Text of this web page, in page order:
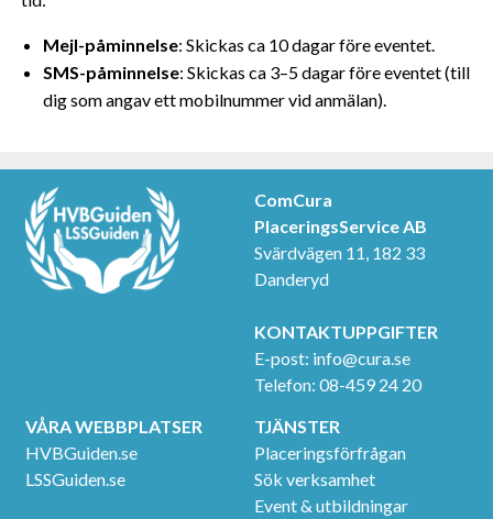
Mejl-påminnelse: Skickas ca 10 dagar före eventet.
SMS-påminnelse: Skickas ca 3–5 dagar före eventet (till
dig som angav ett mobilnummer vid anmälan).
ComCura
PlaceringsService AB
Svärdvägen 11, 182 33
Danderyd
KONTAKTUPPGIFTER
E-post: info@cura.se
Telefon: 08-459 24 20
VÅRA WEBBPLATSER
HVBGuiden.se
LSSGuiden.se
TJÄNSTER
Placeringsförfrågan
Sök verksamhet
Event & utbildningar